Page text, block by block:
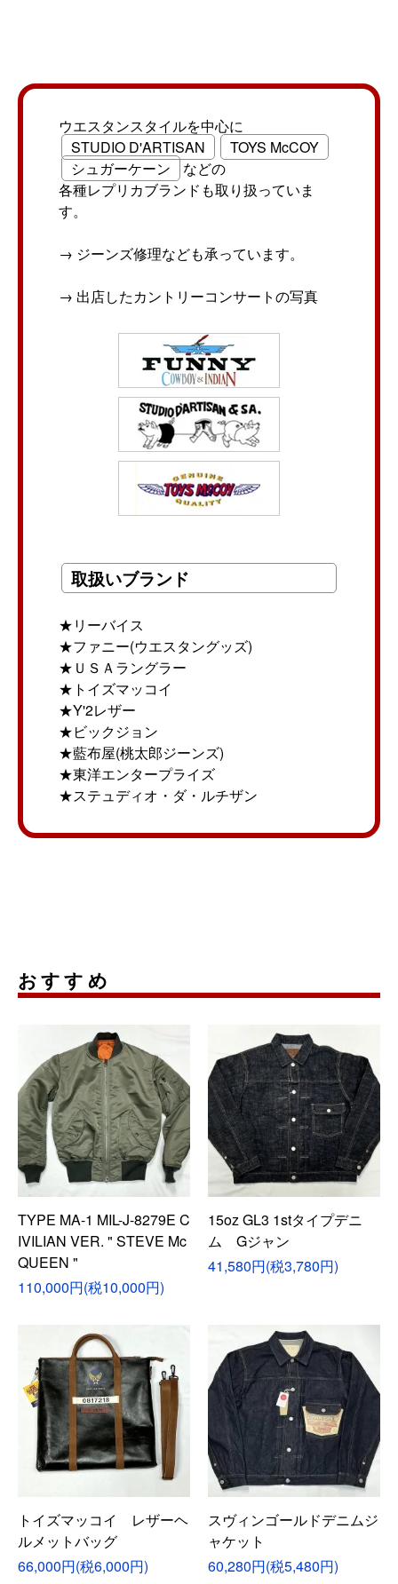
ウエスタンスタイルを中心に
STUDIO D'ARTISAN
TOYS McCOY
シュガーケーン
などの
各種レプリカブランドも取り扱っていま
す。
→ ジーンズ修理なども承っています。
→ 出店したカントリーコンサートの写真
取扱いブランド
★リーバイス
★ファニー(ウエスタングッズ)
★ＵＳＡラングラー
★トイズマッコイ
★Y'2レザー
★ビックジョン
★藍布屋(桃太郎ジーンズ)
★東洋エンタープライズ
★ステュディオ・ダ・ルチザン
おすすめ
TYPE MA-1 MIL-J-8279E C
IVILIAN VER. " STEVE Mc
QUEEN "
110,000円(税10,000円)
15oz GL3 1stタイプデニ
ム Gジャン
41,580円(税3,780円)
トイズマッコイ レザーヘ
ルメットバッグ
66,000円(税6,000円)
スヴィンゴールドデニムジ
ャケット
60,280円(税5,480円)